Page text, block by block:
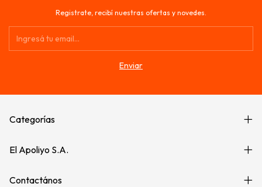
Registrate, recibí nuestras ofertas y novedes.
Categorías
El Apoliyo S.A.
Contactános